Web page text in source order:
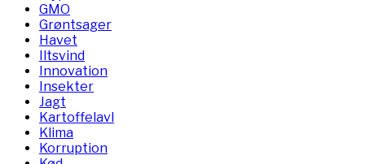
GMO
Grøntsager
Havet
Iltsvind
Innovation
Insekter
Jagt
Kartoffelavl
Klima
Korruption